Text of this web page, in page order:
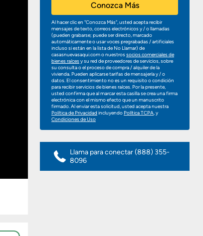
Conozca Más
Al hacer clic en "Conozca Más", usted acepta recibir
mensajes de texto, correos electrónicos y / o llamadas
(pueden grabarse; puede ser directo, marcado
automáticamente o usar voces pregrabadas / artificiales
incluso si están en la lista de No Llamar) de
casasnuevasaqui.com o nuestrossocios comerciales de
bienes raícesy su red de proveedores de servicios, sobre
su consulta o el proceso de compra / alquiler de la
vivienda. Pueden aplicarse tarifas de mensajería y / o
datos. El consentimiento no es un requisito o condición
para recibir servicios de bienes raíces. Por la presente,
usted confirma que al marcar esta casilla se crea una firma
electrónica con el mismo efecto que un manuscrito
firmado. Al enviar esta solicitud, usted acepta nuestra
Política de Privacidadincluyendo Política TCPA, y
Condiciones de Uso
Llama para conectar(888) 355-
8096